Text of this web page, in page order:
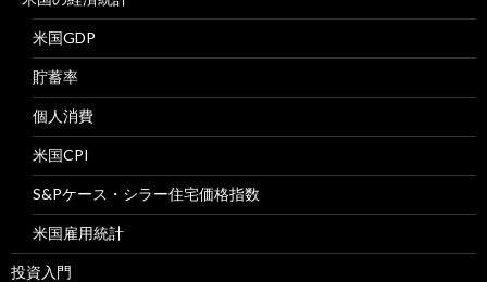
米国GDP
貯蓄率
個人消費
米国CPI
S&Pケース・シラー住宅価格指数
米国雇用統計
投資入門